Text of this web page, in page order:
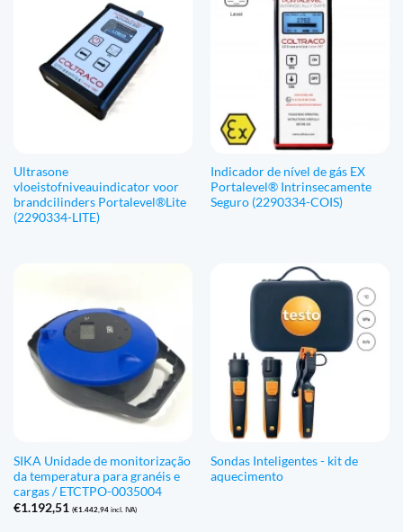
Ultrasone
vloeistofniveauindicator voor
brandcilinders Portalevel®Lite
(2290334-LITE)
Indicador de nível de gás EX
Portalevel® Intrinsecamente
Seguro (2290334-COIS)
SIKA Unidade de monitorização
da temperatura para granéis e
cargas / ETCTPO-0035004
€1.192,51 (€1.442,94incl. IVA)
Sondas Inteligentes - kit de
aquecimento